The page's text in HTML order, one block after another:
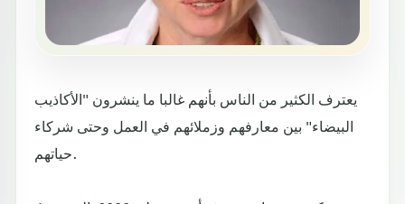
يعترف الكثير من الناس بأنهم غالبا ما ينشرون "الأكاذيب
البيضاء" بين معارفهم وزملائهم في العمل وحتى شركاء
حياتهم.